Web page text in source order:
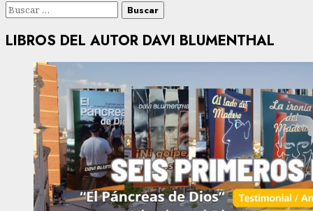
Buscar:
LIBROS DEL AUTOR DAVI BLUMENTHAL